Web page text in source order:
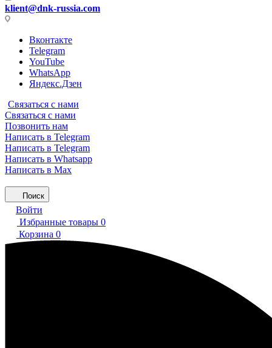
klient@dnk-russia.com
Вконтакте
Telegram
YouTube
WhatsApp
Яндекс.Дзен
Связаться с нами
Связаться с нами
Позвонить нам
Написать в Telegram
Написать в Telegram
Написать в Whatsapp
Написать в Max
Поиск
Войти
Избранные товары 0
Корзина 0